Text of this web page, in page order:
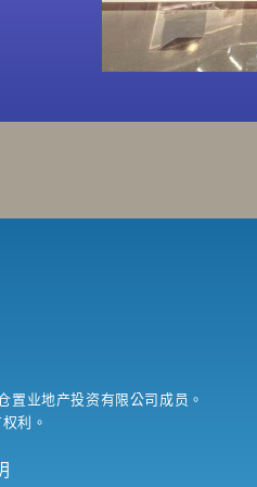
置业地产投资有限公司成员。
利。